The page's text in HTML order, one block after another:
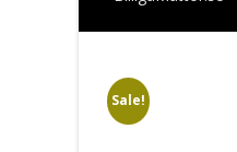
Sale!